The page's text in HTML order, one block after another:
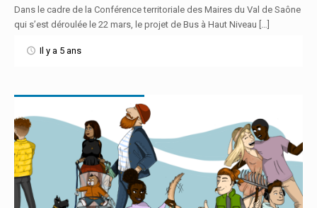
En savoir plus
Dans le cadre de la Conférence territoriale des Maires du Val de Saône
qui s’est déroulée le 22 mars, le projet de Bus à Haut Niveau […]
Il y a 5 ans